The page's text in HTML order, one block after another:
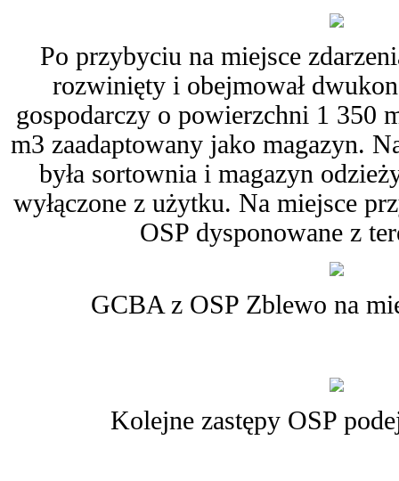
Po przybyciu na miejsce
rozwinięty i obejmował
gospodarczy o powierzchni 1 350
m3 zaadaptowany jako magazyn.
była sortownia i magazyn
wyłączone z użytku. Na miejsce
OSP dysponowane z
GCBA z OSP Zblewo na
Kolejne zastępy OSP